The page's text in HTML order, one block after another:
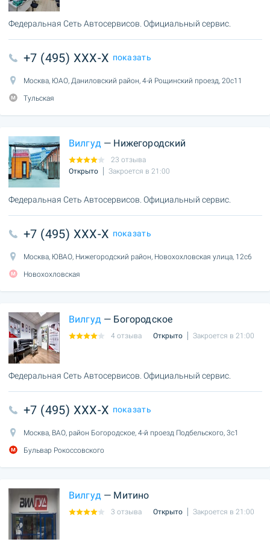
Федеральная Сеть Автосервисов. Официальный сервис.
+7 (495) XXX-X показать
Москва, ЮАО, Даниловский район, 4-й Рощинский проезд, 20с11
Тульская
Вилгуд — Нижегородский
23 отзыва
Открыто
Закроется в 21:00
Федеральная Сеть Автосервисов. Официальный сервис.
+7 (495) XXX-X показать
Москва, ЮВАО, Нижегородский район, Новохохловская улица, 12с6
Новохохловская
Вилгуд — Богородское
4 отзыва Открыто Закроется в 21:00
Федеральная Сеть Автосервисов. Официальный сервис.
+7 (495) XXX-X показать
Москва, ВАО, район Богородское, 4-й проезд Подбельского, 3с1
Бульвар Рокоссовского
Вилгуд — Митино
3 отзыва Открыто Закроется в 21:00